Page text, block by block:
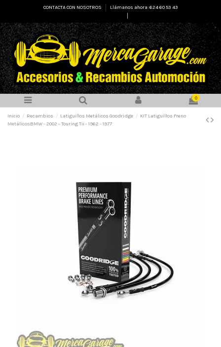
CONTACTA CON NOSOTROS
Llámanos ahora: 624 60 53 43
0
Inicio Recambios Latiguillos Metálicos Goodridge
KIT Latiguillos Freno
MetálicosBMW - 2002 - Touring Tii - 1962 - 1977